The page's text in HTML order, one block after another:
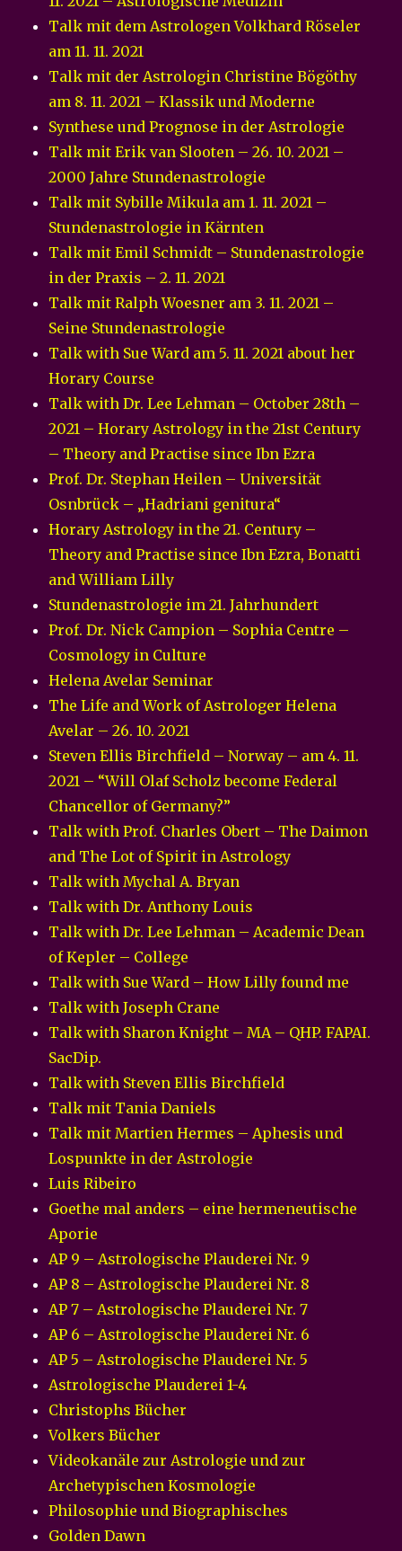
Talk mit dem Astrologen Volkhard Röseler
am 11. 11. 2021
Talk mit der Astrologin Christine Bögöthy
am 8. 11. 2021 – Klassik und Moderne
Synthese und Prognose in der Astrologie
Talk mit Erik van Slooten – 26. 10. 2021 –
2000 Jahre Stundenastrologie
Talk mit Sybille Mikula am 1. 11. 2021 –
Stundenastrologie in Kärnten
Talk mit Emil Schmidt – Stundenastrologie
in der Praxis – 2. 11. 2021
Talk mit Ralph Woesner am 3. 11. 2021 –
Seine Stundenastrologie
Talk with Sue Ward am 5. 11. 2021 about her
Horary Course
Talk with Dr. Lee Lehman – October 28th –
2021 – Horary Astrology in the 21st Century
– Theory and Practise since Ibn Ezra
Prof. Dr. Stephan Heilen – Universität
Osnbrück – „Hadriani genitura“
Horary Astrology in the 21. Century –
Theory and Practise since Ibn Ezra, Bonatti
and William Lilly
Stundenastrologie im 21. Jahrhundert
Prof. Dr. Nick Campion – Sophia Centre –
Cosmology in Culture
Helena Avelar Seminar
The Life and Work of Astrologer Helena
Avelar – 26. 10. 2021
Steven Ellis Birchfield – Norway – am 4. 11.
2021 – “Will Olaf Scholz become Federal
Chancellor of Germany?”
Talk with Prof. Charles Obert – The Daimon
and The Lot of Spirit in Astrology
Talk with Mychal A. Bryan
Talk with Dr. Anthony Louis
Talk with Dr. Lee Lehman – Academic Dean
of Kepler – College
Talk with Sue Ward – How Lilly found me
Talk with Joseph Crane
Talk with Sharon Knight – MA – QHP. FAPAI.
SacDip.
Talk with Steven Ellis Birchfield
Talk mit Tania Daniels
Talk mit Martien Hermes – Aphesis und
Lospunkte in der Astrologie
Luis Ribeiro
Goethe mal anders – eine hermeneutische
Aporie
AP 9 – Astrologische Plauderei Nr. 9
AP 8 – Astrologische Plauderei Nr. 8
AP 7 – Astrologische Plauderei Nr. 7
AP 6 – Astrologische Plauderei Nr. 6
AP 5 – Astrologische Plauderei Nr. 5
Astrologische Plauderei 1-4
Christophs Bücher
Volkers Bücher
Videokanäle zur Astrologie und zur
Archetypischen Kosmologie
Philosophie und Biographisches
Golden Dawn